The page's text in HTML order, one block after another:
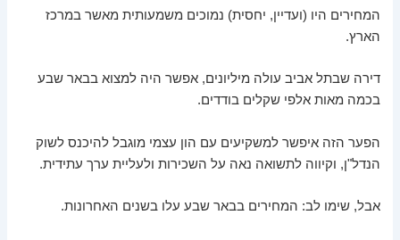
המחירים היו (ועדיין, יחסית) נמוכים משמעותית מאשר במרכז
הארץ.
דירה שבתל אביב עולה מיליונים, אפשר היה למצוא בבאר שבע
בכמה מאות אלפי שקלים בודדים.
הפער הזה איפשר למשקיעים עם הון עצמי מוגבל להיכנס לשוק
הנדל"ן, וקיווה לתשואה נאה על השכירות ולעליית ערך עתידית.
אבל, שימו לב: המחירים בבאר שבע עלו בשנים האחרונות.